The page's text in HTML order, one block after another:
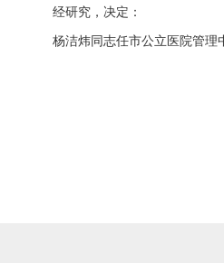
经研究，决定：
杨洁炜同志任市公立医院管理